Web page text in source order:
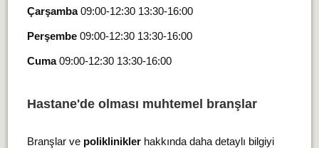
Çarşamba09:00-12:30 13:30-16:00
Perşembe09:00-12:30 13:30-16:00
Cuma09:00-12:30 13:30-16:00
Hastane'de olması muhtemel branşlar
Branşlar ve polikliniklerhakkında daha detaylı bilgiyi